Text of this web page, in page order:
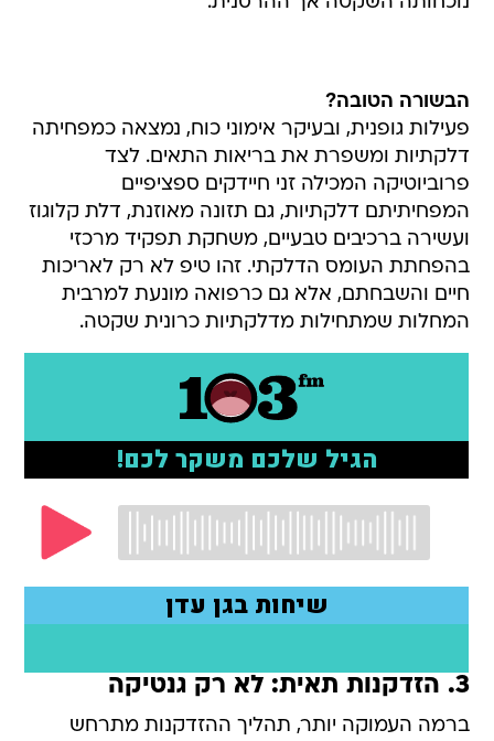
הבשורה הטובה?
פעילות גופנית, ובעיקר אימוני כוח, נמצאה כמפחיתה
דלקתיות ומשפרת את בריאות התאים. לצד
פרוביוטיקה המכילה זני חיידקים ספציפיים
המפחיתיתם דלקתיות, גם תזונה מאוזנת, דלת קלוגוז
ועשירה ברכיבים טבעיים, משחקת תפקיד מרכזי
בהפחתת העומס הדלקתי. זהו טיפ לא רק לאריכות
חיים והשבחתם, אלא גם כרפואה מונעת למרבית
המחלות שמתחילות מדלקתיות כרונית שקטה.
3. הזדקנות תאית: לא רק גנטיקה
ברמה העמוקה יותר, תהליך ההזדקנות מתרחש